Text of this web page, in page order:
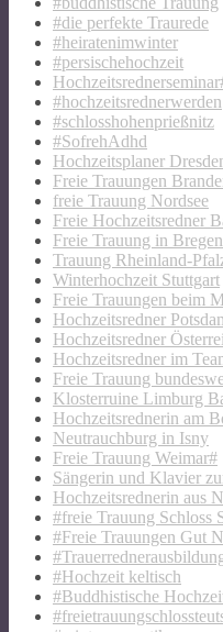
#die perfekte Traurede
#heiratenimwinter
#persischehochzeit
#hochzeitsrednerwerden
#schlosshohenprießnitz
#SofrehAdhd
Hochzeitsplaner
Freie Trauungen
freie Trauung Nordsee
Freie Hochzeitsredner
Freie Trauung in
Trauung Rheinland-
Winterhochzeit Stuttgart
Freie Trauungen beim
Hochzeitsredner
Hochzeitsredner
Hochzeitsredner im
Freie Trauung
Klosterruine Limburg
Hochzeitsrednerin am
Neutrauchburg in Isny
Freie Trauung Weimar#
Sängerin und Klavier
Hochzeitsrednerin aus
#freie Trauung Schloss
#Freie Trauungen Gut
#Hochzeit keltisch
#Buddhistische